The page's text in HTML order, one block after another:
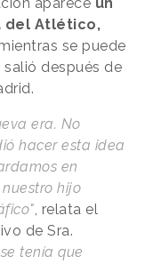
del Atlético,
se puede
salió después de
era. No
hacer esta idea
en
hijo
, relata el
de Sra.
tenía que